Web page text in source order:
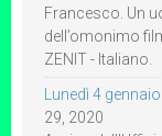
Francesco. Un
dell’omonimo
ZENIT - Italiano.
Lunedì 4
29, 2020